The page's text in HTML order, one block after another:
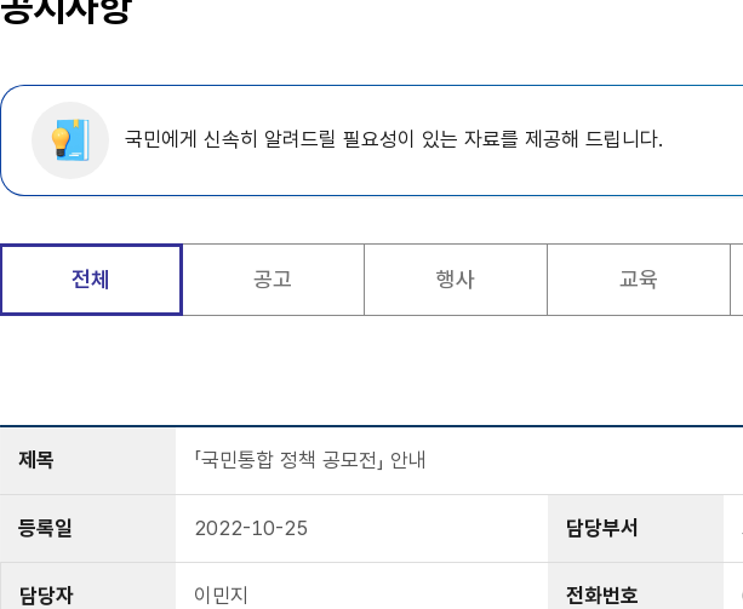
국민에게 신속히 알려드릴 필요성이 있는 자료를 제공해 드립니다.
전체 공고 행사 교육
제목 「국민통합 정책 공모전」 안내
등록일 2022-10-25 담당부서
담당자 이민지 전화번호